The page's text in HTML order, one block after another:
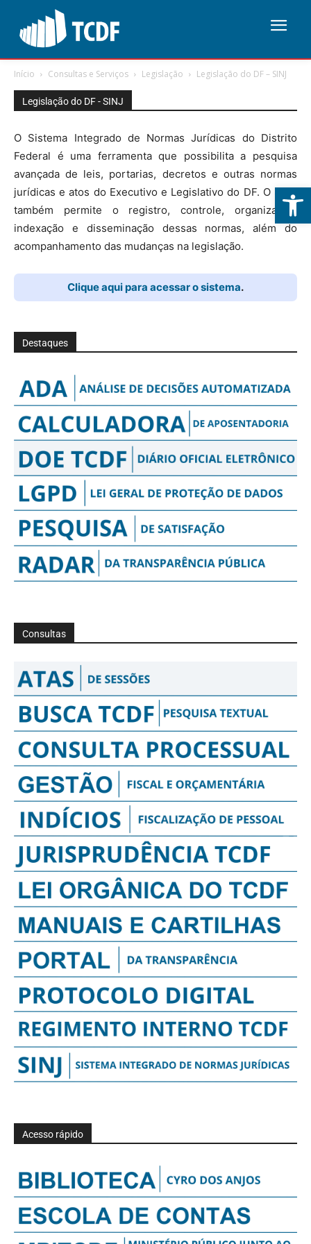
Abrir
Início Consultas e Serviços Legislação Legislação do DF – SINJ
Legislação do DF - SINJ
O Sistema Integrado de Normas Jurídicas do Distrito
Federal é uma ferramenta que possibilita a pesquisa
avançada de leis, portarias, decretos e outras normas
jurídicas e atos do Executivo e Legislativo do DF. O SINJ
também permite o registro, controle, organização,
indexação e disseminação dessas normas, além do
acompanhamento das mudanças na legislação.
Clique aqui para acessar o sistema.
Destaques
Consultas
Acesso rápido